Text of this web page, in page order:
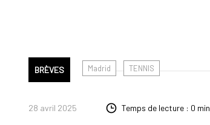
BRÈVES Madrid TENNIS
28 avril 2025 Temps de lecture : 0 min